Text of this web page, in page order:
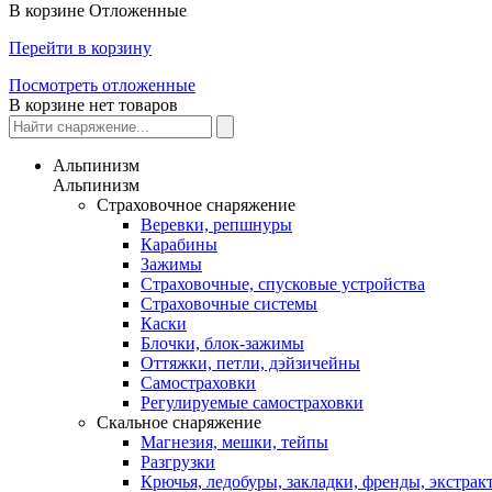
В корзине Отложенные
Перейти в корзину
Посмотреть отложенные
В корзине нет товаров
Альпинизм
Альпинизм
Страховочное снаряжение
Веревки, репшнуры
Карабины
Зажимы
Страховочные, спусковые устройства
Страховочные системы
Каски
Блочки, блок-зажимы
Оттяжки, петли, дэйзичейны
Самостраховки
Регулируемые самостраховки
Скальное снаряжение
Магнезия, мешки, тейпы
Разгрузки
Крючья, ледобуры, закладки, френды,